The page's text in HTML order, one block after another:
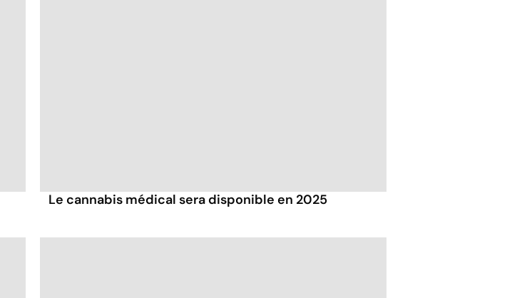
Le cannabis médical sera disponible en 2025